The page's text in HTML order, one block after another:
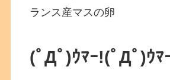
ランス産マスの卵
(ﾟДﾟ)ｳﾏｰ!(ﾟДﾟ)ｳﾏ